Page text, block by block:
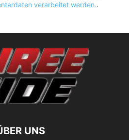
verarbeitet werden..
UNS